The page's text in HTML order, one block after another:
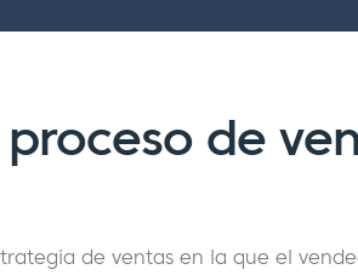
de
de ventas en la que el